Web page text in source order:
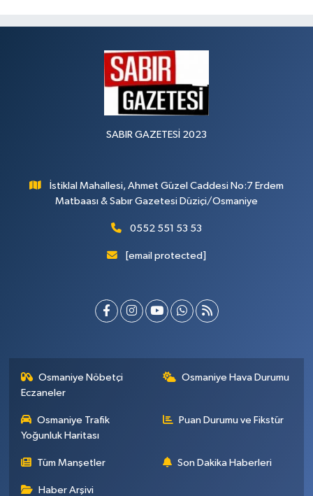
SABIR GAZETESİ 2023
İstiklal Mahallesi, Ahmet Güzel Caddesi No:7 Erdem
Matbaası & Sabır Gazetesi Düziçi/Osmaniye
0552 551 53 53
[email protected]
Osmaniye Nöbetçi
Eczaneler
Osmaniye Hava Durumu
Osmaniye Trafik
Yoğunluk Haritası
Puan Durumu ve Fikstür
Tüm Manşetler Son Dakika Haberleri
Haber Arşivi